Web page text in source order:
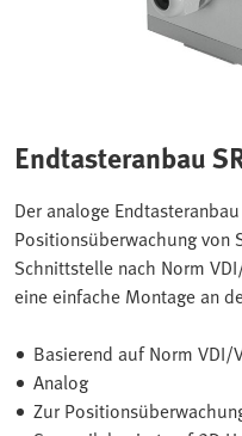
Endtasteranbau
Der analoge
Positionsüberwachung von
Schnittstelle nach Norm
eine einfache Montage an
Basierend auf Norm VDI/
Analog
Zur